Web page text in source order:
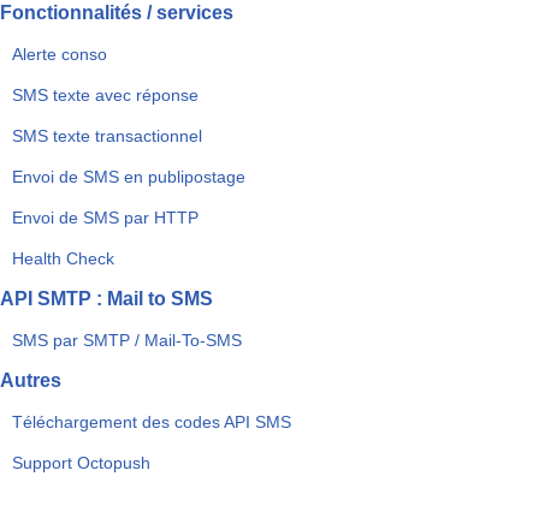
Fonctionnalités / services
Alerte conso
SMS texte avec réponse
SMS texte transactionnel
Envoi de SMS en publipostage
Envoi de SMS par HTTP
Health Check
API SMTP : Mail to SMS
SMS par SMTP / Mail-To-SMS
Autres
Téléchargement des codes API SMS
Support Octopush